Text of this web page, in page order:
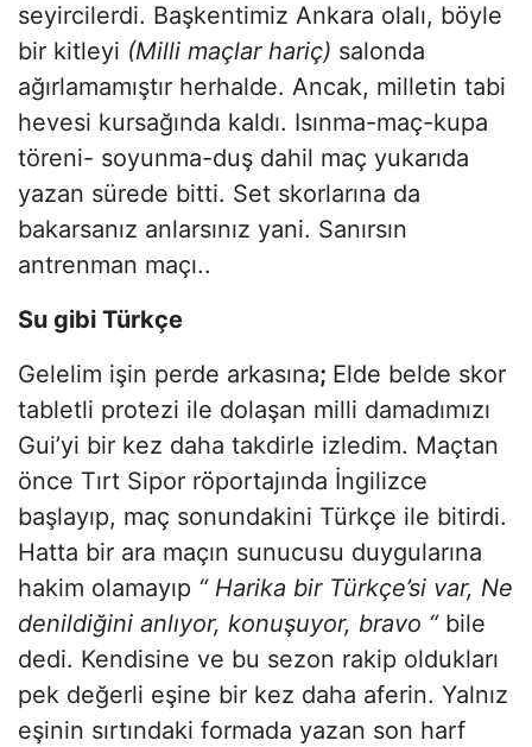
seyircilerdi. Başkentimiz Ankara olalı, böyle
bir kitleyi (Milli maçlar hariç) salonda
ağırlamamıştır herhalde. Ancak, milletin tabi
hevesi kursağında kaldı. Isınma-maç-kupa
töreni- soyunma-duş dahil maç yukarıda
yazan sürede bitti. Set skorlarına da
bakarsanız anlarsınız yani. Sanırsın
antrenman maçı..
Su gibi Türkçe
Gelelim işin perde arkasına; Elde belde skor
tabletli protezi ile dolaşan milli damadımızı
Gui’yi bir kez daha takdirle izledim. Maçtan
önce Tırt Sipor röportajında İngilizce
başlayıp, maç sonundakini Türkçe ile bitirdi.
Hatta bir ara maçın sunucusu duygularına
hakim olamayıp “ Harika bir Türkçe’si var, Ne
denildiğini anlıyor, konuşuyor, bravo “ bile
dedi. Kendisine ve bu sezon rakip oldukları
pek değerli eşine bir kez daha aferin. Yalnız
eşinin sırtındaki formada yazan son harf